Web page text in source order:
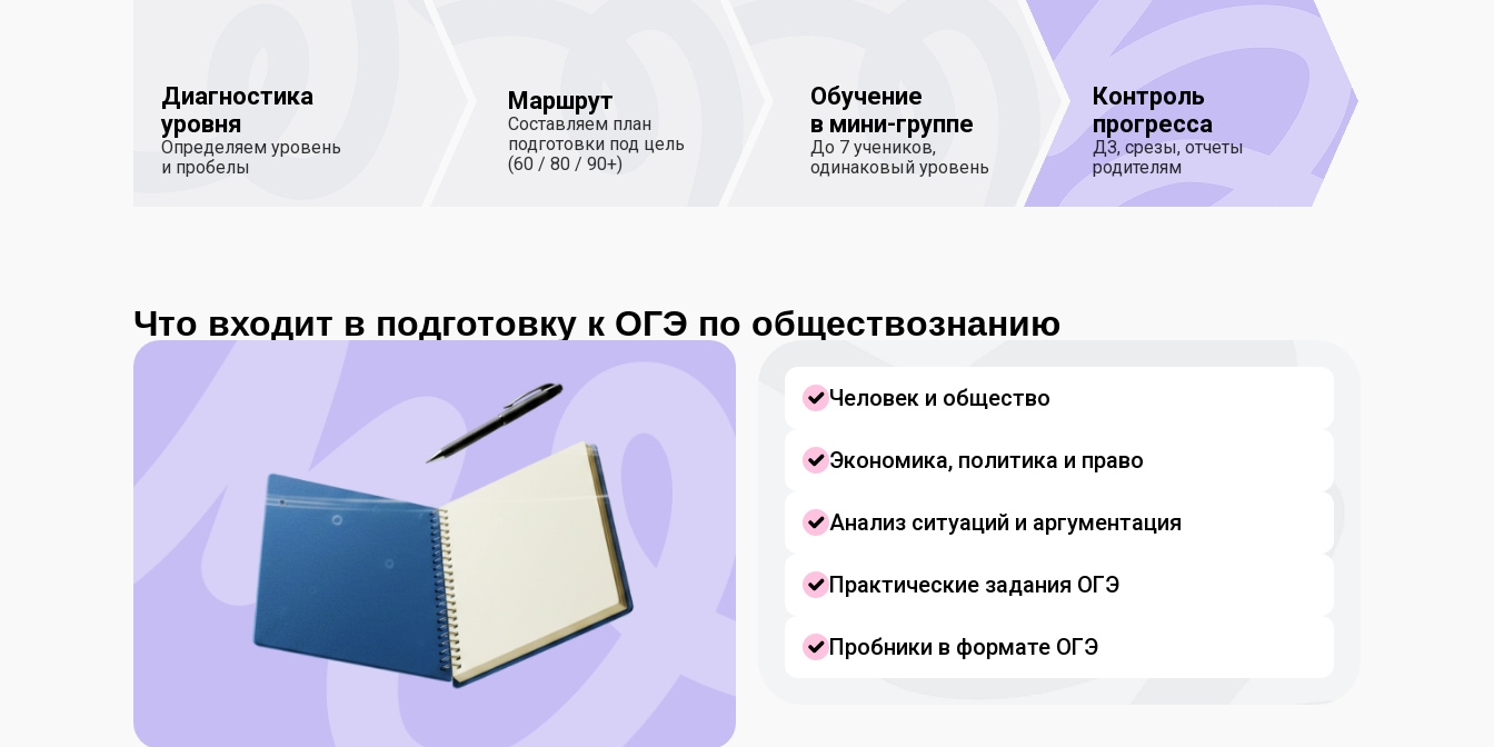
Диагностика
уровня
Определяем уровень
и пробелы
Маршрут
Составляем план
подготовки под цель
(60 / 80 / 90+)
Обучение
в мини-группе
До 7 учеников,
одинаковый уровень
Контроль
прогресса
ДЗ, срезы, отчеты
родителям
Что входит в подготовку к ОГЭ по обществознанию
Человек и общество
Экономика, политика и право
Анализ ситуаций и аргументация
Практические задания ОГЭ
Пробники в формате ОГЭ